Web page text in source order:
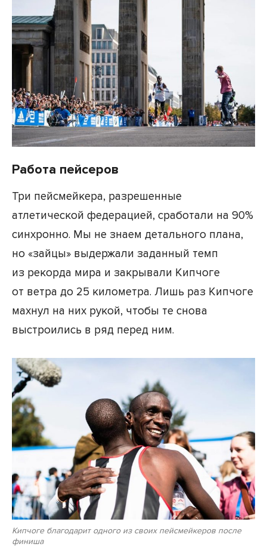
Работа пейсеров
Три пейсмейкера, разрешенные
атлетической федерацией, сработали на 90%
синхронно. Мы не знаем детального плана,
но «зайцы» выдержали заданный темп
из рекорда мира и закрывали Кипчоге
от ветра до 25 километра. Лишь раз Кипчоге
махнул на них рукой, чтобы те снова
выстроились в ряд перед ним.
Кипчоге благодарит одного из своих пейсмейкеров после
финиша